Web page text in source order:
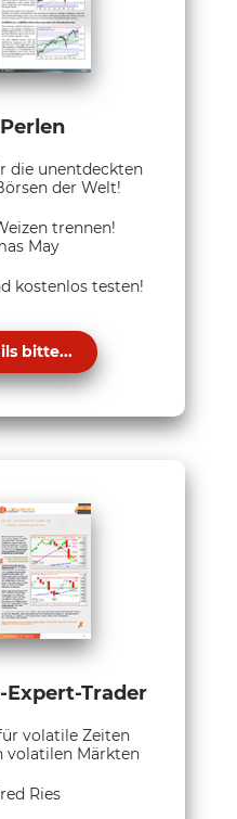
die unentdeckten
der Welt!
trennen!
May
kostenlos testen!
bitte...
Trader
volatile Zeiten
volatilen Märkten
Ries